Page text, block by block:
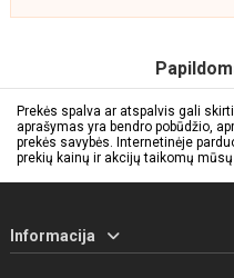
Prekės spalva ar atspalvis gali
aprašymas yra bendro pobūdžio,
prekės savybės. Internetinėje
prekių kainų ir akcijų taikomų
Informacija